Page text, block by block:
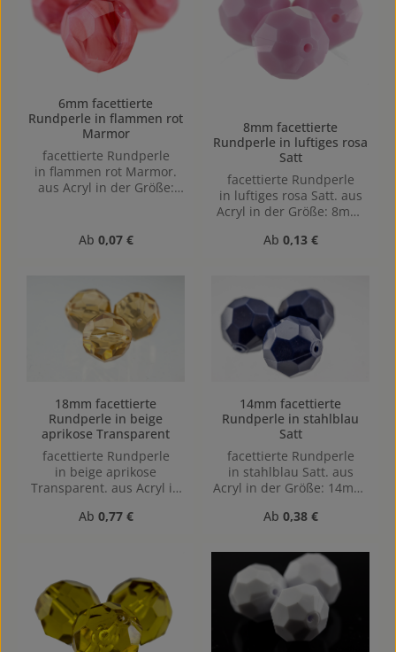
6mm facettierte
Rundperle in flammen rot
Marmor
facettierte Rundperle
in flammen rot Marmor.
aus Acryl in der Größe:
gebohrt, 1mm
Regulärer Preis:
Ab 0,07 €
8mm facettierte
Rundperle in luftiges rosa
Satt
facettierte Rundperle
in luftiges rosa Satt. aus
Acryl in der Größe: 8mm,
oben nach unten)
Regulärer Preis:
Ab 0,13 €
18mm facettierte
Rundperle in beige
aprikose Transparent
facettierte Rundperle
in beige aprikose
Transparent. aus Acryl in
Lochgröße: Vertikal (von
Regulärer Preis:
Ab 0,77 €
14mm facettierte
Rundperle in stahlblau
Satt
facettierte Rundperle
in stahlblau Satt. aus
Acryl in der Größe: 14mm,
oben nach unten)
Regulärer Preis:
Ab 0,38 €